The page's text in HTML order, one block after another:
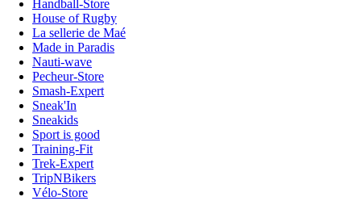
Handball-Store
House of Rugby
La sellerie de Maé
Made in Paradis
Nauti-wave
Pecheur-Store
Smash-Expert
Sneak'In
Sneakids
Sport is good
Training-Fit
Trek-Expert
TripNBikers
Vélo-Store